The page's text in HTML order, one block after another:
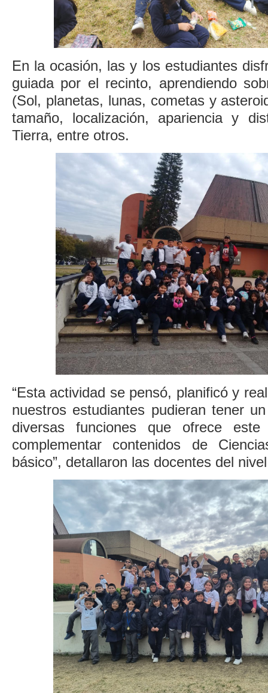
En la ocasión, las y los estudiantes
guiada por el recinto, aprendiendo
(Sol, planetas, lunas, cometas y
tamaño, localización, apariencia y
Tierra, entre otros.
“Esta actividad se pensó, planificó y
nuestros estudiantes pudieran tener
diversas funciones que ofrece
complementar contenidos de
básico”, detallaron las docentes del